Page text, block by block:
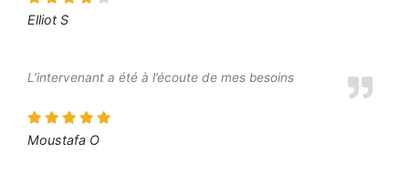
Elliot S
L’intervenant a été à l’écoute de mes besoins
Moustafa O